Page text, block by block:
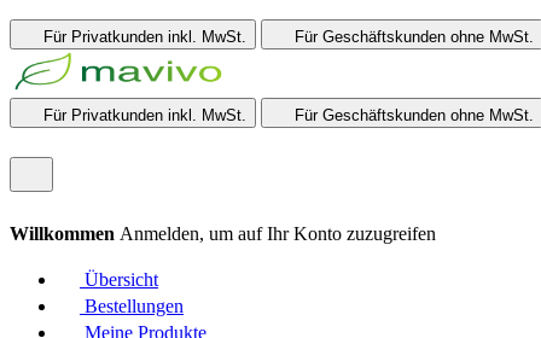
Für Privatkunden inkl. MwSt. Für Geschäftskunden ohne MwSt.
Für Privatkunden inkl. MwSt. Für Geschäftskunden ohne MwSt.
Willkommen Anmelden, um auf Ihr Konto zuzugreifen
Übersicht
Bestellungen
Meine Produkte